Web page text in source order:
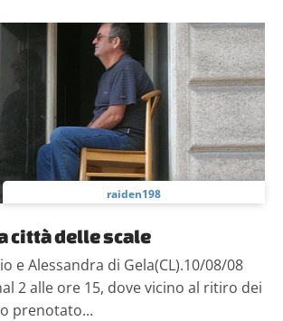
raiden198
città delle scale
e Alessandra di Gela(CL).10/08/08
2 alle ore 15, dove vicino al ritiro dei
prenotato...